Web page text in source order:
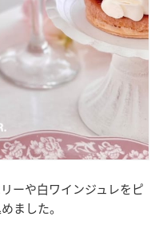
ーや白ワインジュレをピ
ました。